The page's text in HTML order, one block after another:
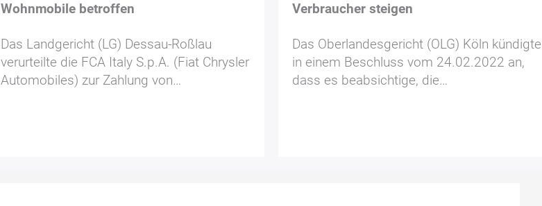
Wohnmobile betroffen
Das Landgericht (LG) Dessau-Roßlau
verurteilte die FCA Italy S.p.A. (Fiat Chrysler
Automobiles) zur Zahlung von…
Verbraucher steigen
Das Oberlandesgericht (OLG) Köln kündigte
in einem Beschluss vom 24.02.2022 an,
dass es beabsichtige, die…